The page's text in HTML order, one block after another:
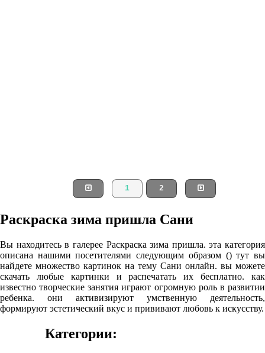
1 2
Раскраска зима пришла Сани
Вы находитесь в галерее Раскраска зима пришла. эта категория
описана нашими посетителями следующим образом () тут вы
найдете множество картинок на тему Сани онлайн. вы можете
скачать любые картинки и распечатать их бесплатно. как
известно творческие занятия играют огромную роль в развитии
ребенка. они активизируют умственную деятельность,
формируют эстетический вкус и прививают любовь к искусству.
Категории: